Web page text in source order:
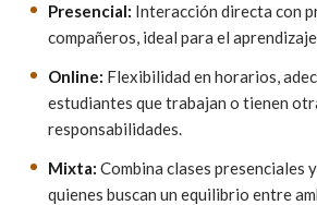
Presencial: Interacción directa con
compañeros, ideal para el
Online: Flexibilidad en horarios,
estudiantes que trabajan o tienen
responsabilidades.
Mixta: Combina clases presenciales
quienes buscan un equilibrio entre